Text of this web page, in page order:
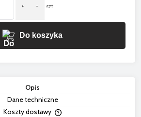
+ - szt.
Do koszyka
Opis
Dane techniczne
Koszty dostawy